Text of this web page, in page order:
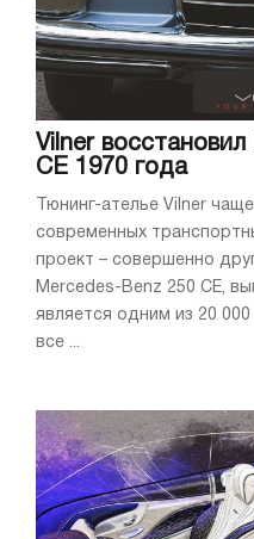
Vilner
CE 1970 года
Тюнинг-ателье Vilner
современных
проект – совершенно
Mercedes-Benz 250 CE,
является одним из 20
все ...